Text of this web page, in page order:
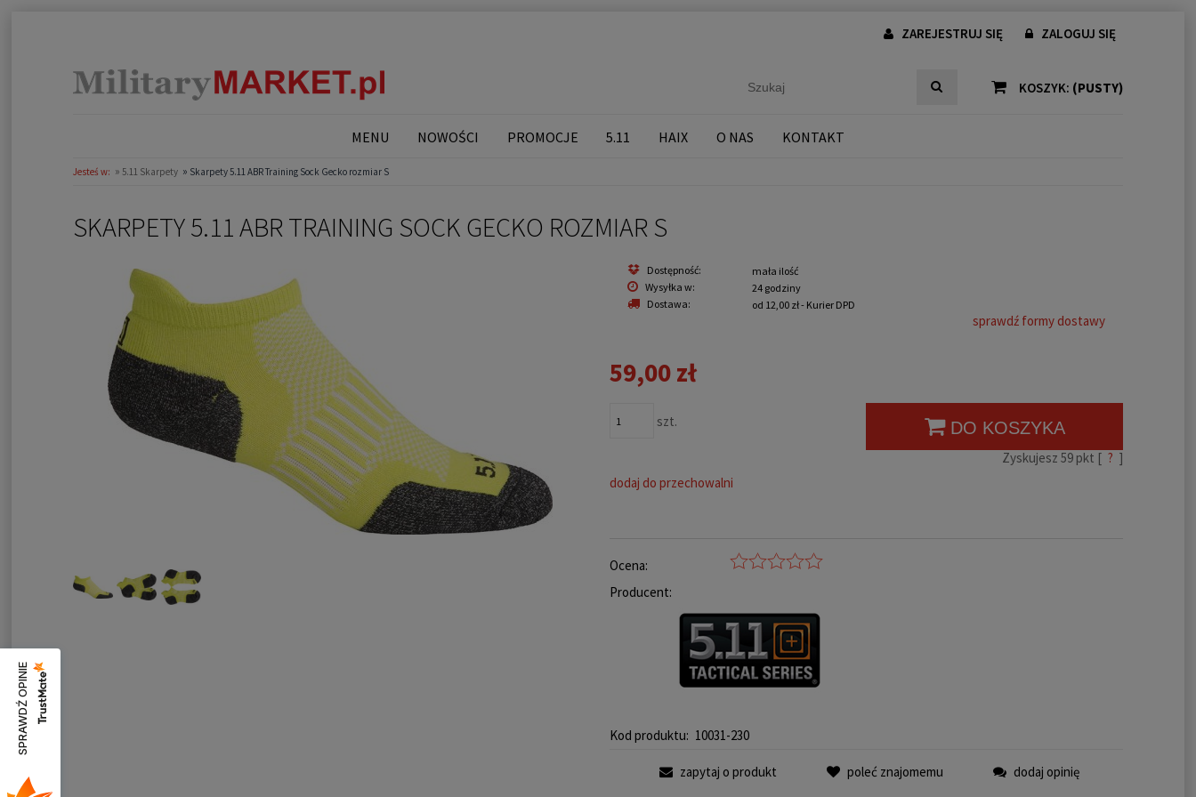
ZAREJESTRUJ SIĘ ZALOGUJ SIĘ
KOSZYK: (PUSTY)
MENU NOWOŚCI PROMOCJE 5.11 HAIX O NAS KONTAKT
Jesteś w: » 5.11 Skarpety » Skarpety 5.11 ABR Training Sock Gecko rozmiar S
SKARPETY 5.11 ABR TRAINING SOCK GECKO ROZMIAR S
Dostępność:
mała ilość
Wysyłka w:
24 godziny
Dostawa:
od 12,00 zł- Kurier DPD
sprawdź formy dostawy
59,00 zł
szt. DO KOSZYKA
Zyskujesz 59pkt [ ? ]
dodaj do przechowalni
Ocena:
Producent:
Kod produktu: 10031-230
zapytaj o produkt poleć znajomemu dodaj opinię
SPRAWDŹ OPINIE